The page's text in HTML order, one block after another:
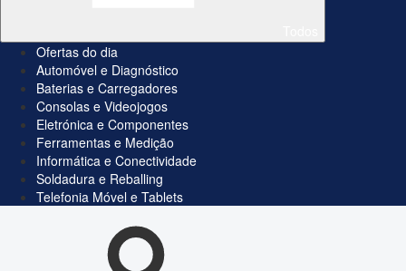
Ofertas do dia
Automóvel e Diagnóstico
Baterias e Carregadores
Consolas e Videojogos
Eletrónica e Componentes
Ferramentas e Medição
Informática e Conectividade
Soldadura e Reballing
Telefonia Móvel e Tablets